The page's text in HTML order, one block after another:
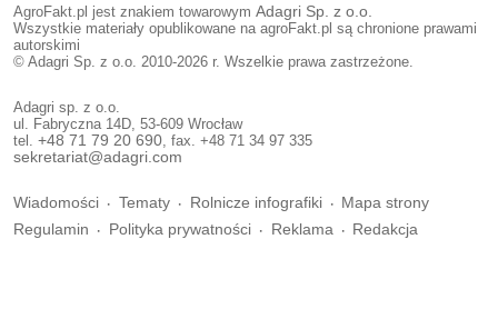
AgroFakt.pl jest znakiem towarowym Adagri Sp. z o.o.
Wszystkie materiały opublikowane na agroFakt.pl są chronione prawami
autorskimi
© Adagri Sp. z o.o. 2010-2026 r. Wszelkie prawa zastrzeżone.
Adagri sp. z o.o.
ul. Fabryczna 14D, 53-609 Wrocław
tel. +48 71 79 20 690 , fax. +48 71 34 97 335
sekretariat@adagri.com
Wiadomości Tematy Rolnicze infografiki
Mapa strony
Regulamin
Polityka prywatności Reklama Redakcja